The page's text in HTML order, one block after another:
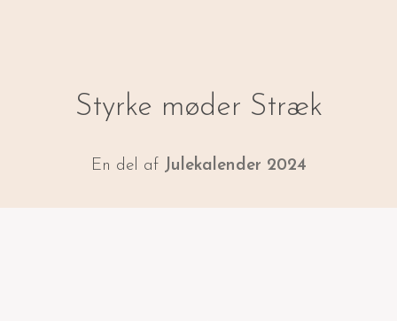
Styrke møder Stræk
En del af Julekalender 2024